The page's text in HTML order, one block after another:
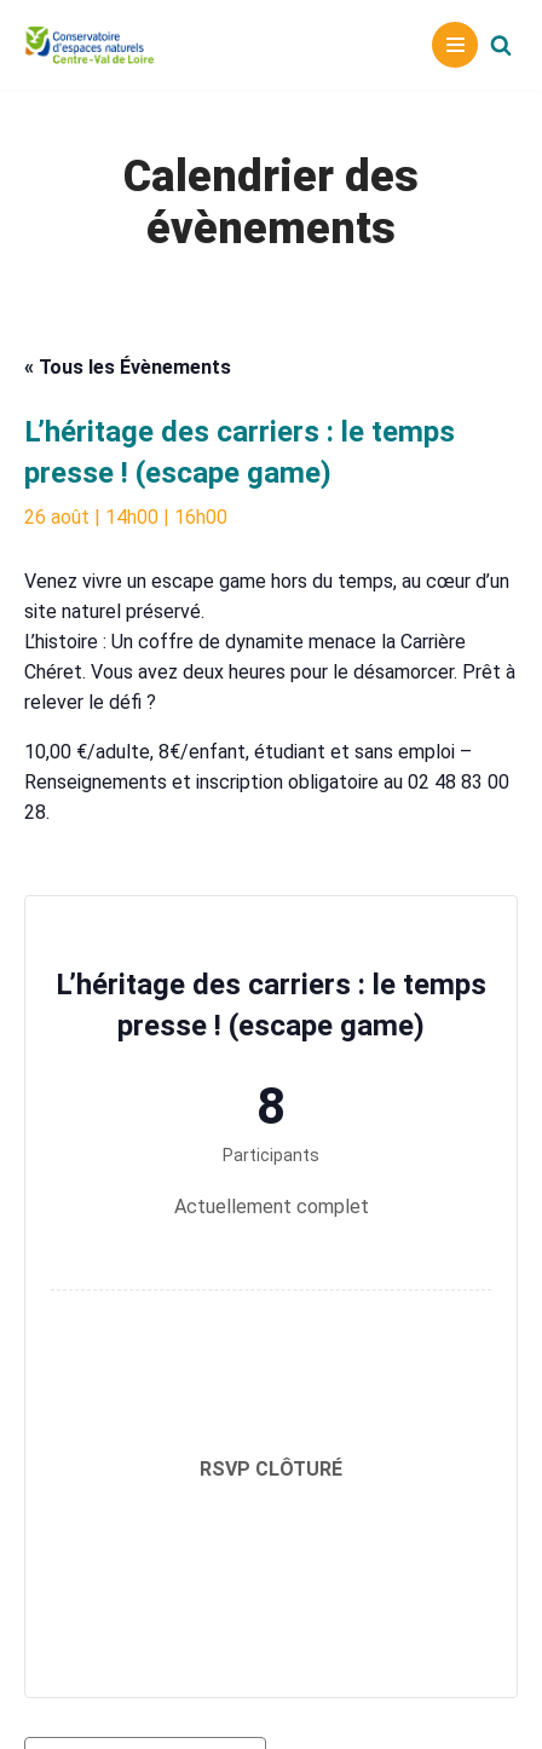
Aller
Calendrier des
évènements
« Tous les Évènements
L’héritage des carriers : le temps
presse ! (escape game)
26 août | 14h00 | 16h00
Venez vivre un escape game hors du temps, au cœur d’un
site naturel préservé.
L’histoire : Un coffre de dynamite menace la Carrière
Chéret. Vous avez deux heures pour le désamorcer. Prêt à
relever le défi ?
10,00 €/adulte, 8€/enfant, étudiant et sans emploi –
Renseignements et inscription obligatoire au 02 48 83 00
28.
L’héritage des carriers : le temps
presse ! (escape game)
8
Participants
Actuellement complet
RSVP CLÔTURÉ